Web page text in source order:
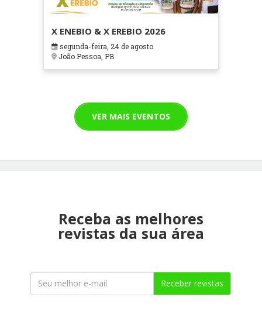
X ENEBIO & X EREBIO 2026
segunda-feira, 24 de agosto
João Pessoa, PB
VER MAIS EVENTOS
Receba as melhores
revistas da sua área
Receber revistas